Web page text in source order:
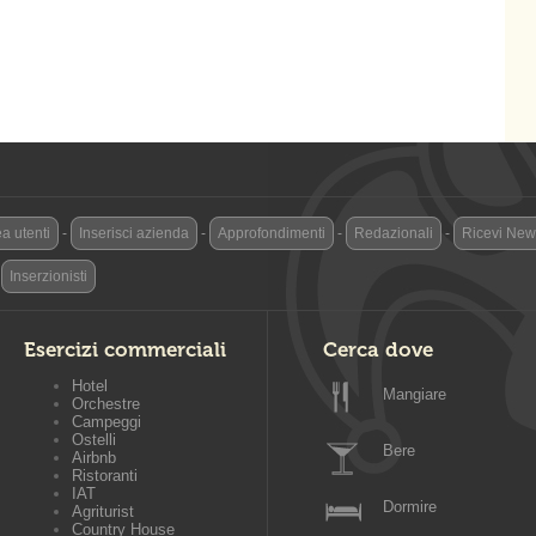
utenti - Inserisci azienda - Approfondimenti - Redazionali - Ricevi
Inserzionisti
Esercizi commerciali
Hotel
Orchestre
Campeggi
Ostelli
Airbnb
Ristoranti
IAT
Agriturist
Country House
Cerca dove
Mangiare
Bere
Dormire